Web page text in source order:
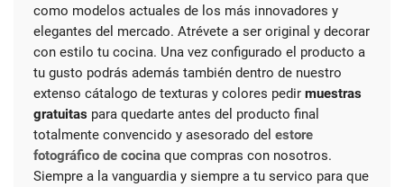
como modelos actuales de los más innovadores y
elegantes del mercado. Atrévete a ser original y decorar
con estilo tu cocina. Una vez configurado el producto a
tu gusto podrás además también dentro de nuestro
extenso cátalogo de texturas y colores pedir muestras
gratuitaspara quedarte antes del producto final
totalmente convencido y asesorado del estore
fotográfico de cocinaque compras con nosotros.
Siempre a la vanguardia y siempre a tu servico para que